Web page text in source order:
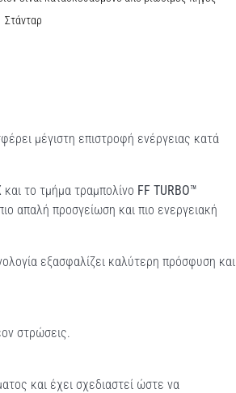
Στάνταρ
μέγιστη επιστροφή ενέργειας κατά
και το τμήμα τραμπολίνο FF TURBO™
απαλή προσγείωση και πιο ενεργειακή
εξασφαλίζει καλύτερη πρόσφυση και
στρώσεις.
και έχει σχεδιαστεί ώστε να